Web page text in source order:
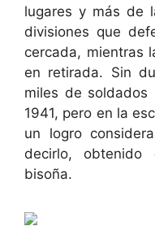
lugares y más de
divisiones que
cercada, mientras
en retirada. Sin
miles de soldados
1941, pero en la
un logro
decirlo, obtenido
bisoña.